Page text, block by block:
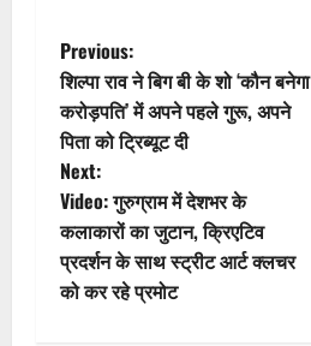
P
o
s
t
n
a
Previous:
शिल्पा राव ने बिग बी के शो ‘कौन बनेगा
करोड़पति’ में अपने पहले गुरू, अपने
पिता को ट्रिब्यूट दी
Next:
Video: गुरुग्राम में देशभर के
कलाकारों का जुटान, क्रिएटिव
प्रदर्शन के साथ स्ट्रीट आर्ट क्लचर
को कर रहे प्रमोट